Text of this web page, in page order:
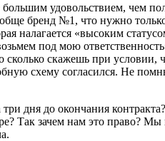
удовольствием, чем
бренд №1, что нужно
налагается «высоким
под мою
скажешь при условии,
схему согласился. Не
три дня до окончания
Так зачем нам это право? Мы